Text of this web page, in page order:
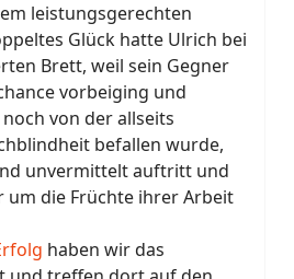
leistungsgerechten
Glück hatte Ulrich bei
Brett, weil sein Gegner
vorbeiging und
von der allseits
befallen wurde,
unvermittelt auftritt und
um die Früchte ihrer Arbeit
haben wir das